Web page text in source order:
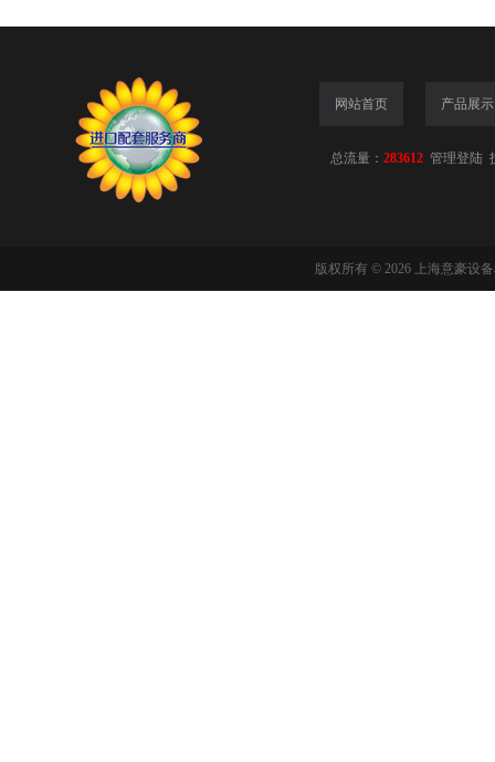
网站首页 产品展示
总流量： 283612 管理登陆
版权所有 © 2026 上海意豪设